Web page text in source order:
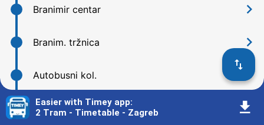
Branimir centar 󰅂
Branim. tržnica 󰅂
Autobusni kol. 󰅂
Držićeva 󰅂
󰓢
Easier with Timey app:
2 Tram - Timetable - Zagreb
󰇚